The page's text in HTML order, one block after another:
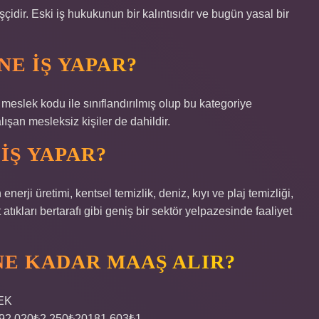
Eski iş hukukunun bir kalıntısıdır ve bugün yasal bir
IŞ YAPAR?
kodu ile sınıflandırılmış olup bu kategoriye
mesleksiz kişiler de dahildir.
YAPAR?
enerji üretimi, kentsel temizlik, deniz, kıyı ve plaj temizliği,
atıkları bertarafı gibi geniş bir sektör yelpazesinde faaliyet
KADAR MAAŞ ALIR?